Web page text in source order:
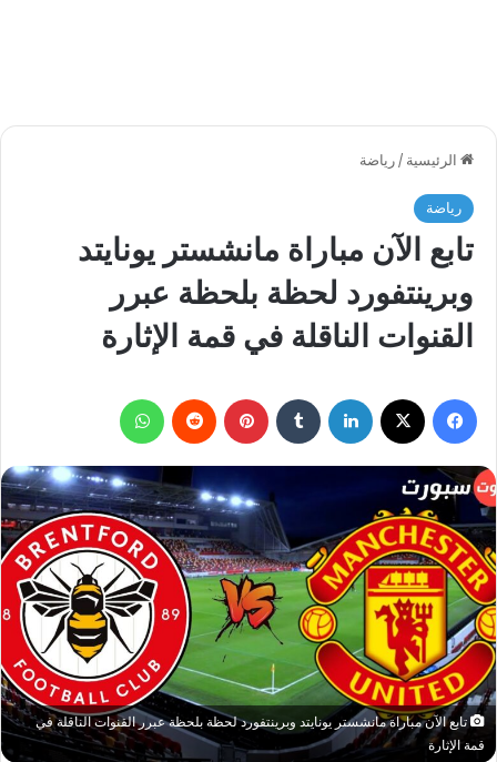
الرئيسية / رياضة
رياضة
تابع الآن مباراة مانشستر يونايتد
وبرينتفورد لحظة بلحظة عبرر
القنوات الناقلة في قمة الإثارة
فيسبوك لينكدإن بينتيريست
تابع الآن مباراة مانشستر يونايتد وبرينتفورد لحظة بلحظة عبرر القنوات الناقلة في
قمة الإثارة